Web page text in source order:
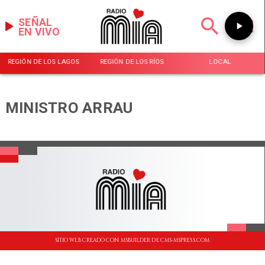
EN VIVO
SEÑAL
REGIÓN DE LOS LAGOS REGIÓN DE LOS RÍOS LOCAL
MINISTRO ARRAU
SITIO WEB CREADO CON MSBUILDER DE CMS-MSPRESS.COM